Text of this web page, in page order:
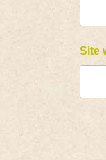
Site